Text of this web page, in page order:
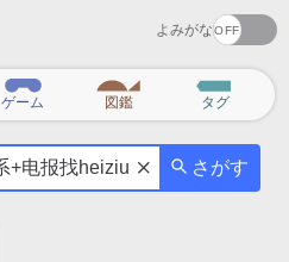
よみがな
ゲーム 図鑑 タグ
さがす